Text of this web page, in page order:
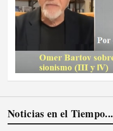
Noticias en el Tiempo...